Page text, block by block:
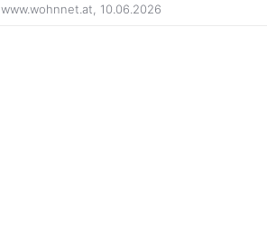
www.wohnnet.at 10.06.2026